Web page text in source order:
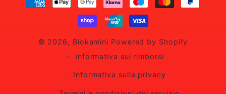
di
pagamento
© 2026, Biokamini Powered by Shopify
Informativa sui rimborsi
Informativa sulla privacy